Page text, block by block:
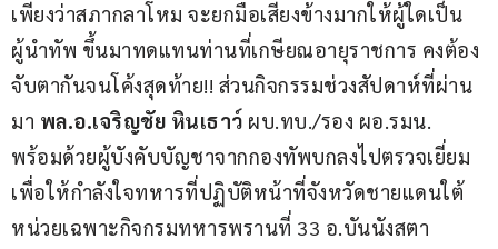
เพียงว่าสภากลาโหม จะยกมือเสียงข้างมากให้ผู้ใดเป็น
ผู้นำทัพ ขึ้นมาทดแทนท่านที่เกษียณอายุราชการ คงต้อง
จับตากันจนโค้งสุดท้าย!! ส่วนกิจกรรมช่วงสัปดาห์ที่ผ่าน
มา พล.อ.เจริญชัย หินเธาว์ ผบ.ทบ./รอง ผอ.รมน.
พร้อมด้วยผู้บังคับบัญชาจากกองทัพบกลงไปตรวจเยี่ยม
เพื่อให้กำลังใจทหารที่ปฏิบัติหน้าที่จังหวัดชายแดนใต้
หน่วยเฉพาะกิจกรมทหารพรานที่ 33 อ.บันนังสตา